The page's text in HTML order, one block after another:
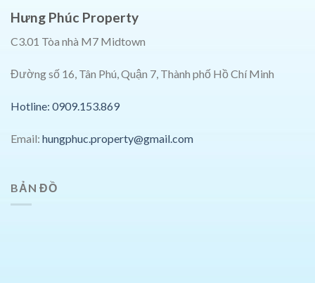
Hưng Phúc Property
C3.01 Tòa nhà M7 Midtown
Đường số 16, Tân Phú, Quận 7, Thành phố Hồ Chí Minh
Hotline: 0909.153.869
Email: hungphuc.property@gmail.com
BẢN ĐỒ